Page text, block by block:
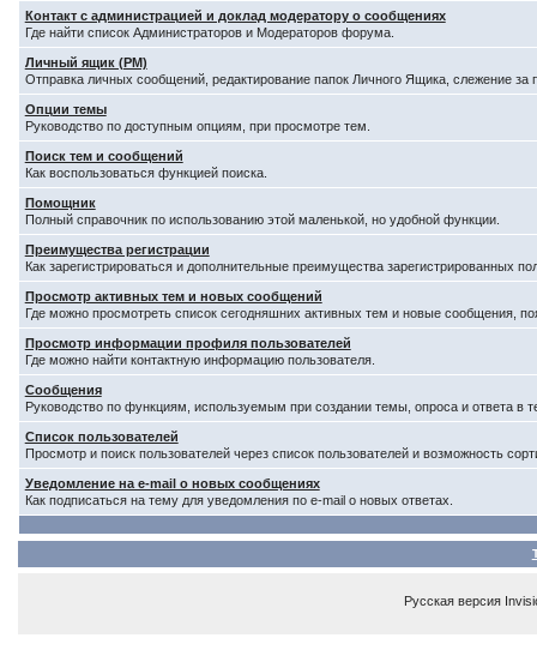
Контакт с администрацией и доклад модератору о сообщениях
Где найти список Администраторов и Модераторов форума.
Личный ящик (PM)
Отправка личных сообщений, редактирование папок Личного Ящика, слежение
Опции темы
Руководство по доступным опциям, при просмотре тем.
Поиск тем и сообщений
Как воспользоваться функцией поиска.
Помощник
Полный справочник по использованию этой маленькой, но удобной функции.
Преимущества регистрации
Как зарегистрироваться и дополнительные преимущества зарегистрированных
Просмотр активных тем и новых сообщений
Где можно просмотреть список сегодняшних активных тем и новые сообщения,
Просмотр информации профиля пользователей
Где можно найти контактную информацию пользователя.
Сообщения
Руководство по функциям, используемым при создании темы, опроса и ответа в
Список пользователей
Просмотр и поиск пользователей через список пользователей и возможность
Уведомление на e-mail о новых сообщениях
Как подписаться на тему для уведомления по e-mail о новых ответах.
Русская версия